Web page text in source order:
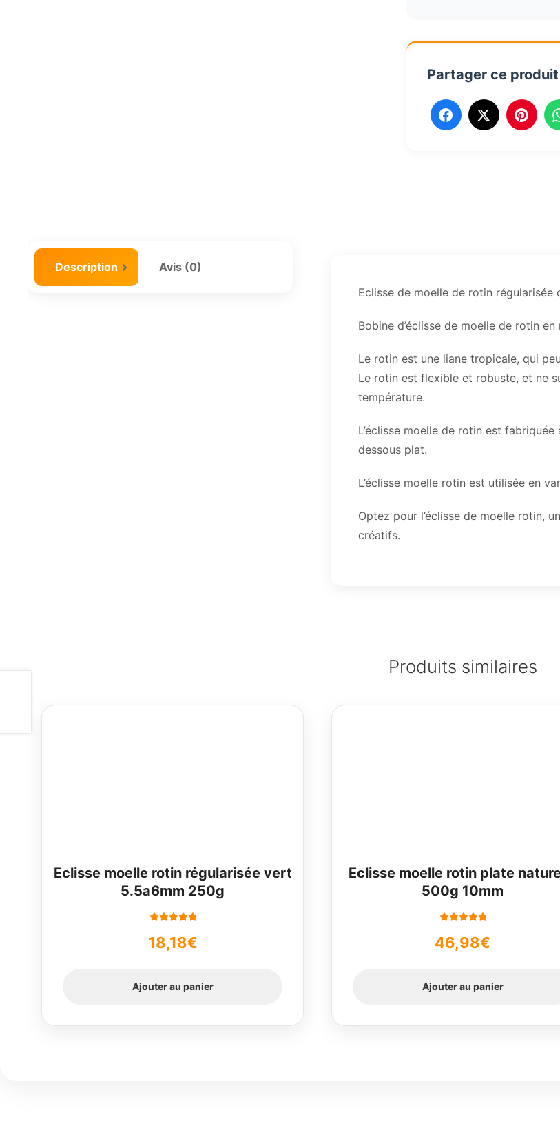
250g
Partager ce produit
Description
Avis (0)
Eclisse de moelle de rotin
Bobine d’éclisse de moelle de rotin
Le rotin est une liane tropicale, qui
Le rotin est flexible et robuste, et ne
température.
L’éclisse moelle de rotin est
dessous plat.
L’éclisse moelle rotin est utilisée en
Optez pour l’éclisse de moelle rotin,
créatifs.
Produits similaires
Eclisse moelle rotin régularisée vert
5.5a6mm 250g
5
18,18€
Ajouter au panier
Eclisse moelle rotin plate
500g 10mm
5
46,98€
Ajouter au panier